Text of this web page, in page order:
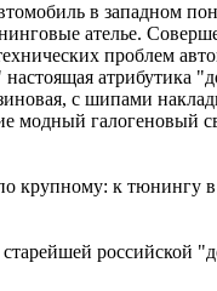
в западном
ателье.
проблем
с шипами
галогеновый
крупному: к
российской